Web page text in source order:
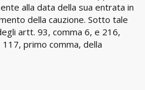
alla data della sua entrata in
della cauzione. Sotto tale
artt. 93, comma 6, e 216,
primo comma, della